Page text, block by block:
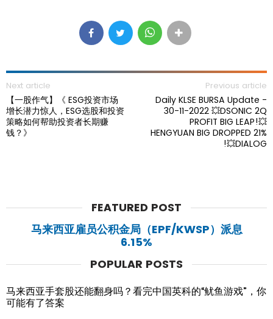
Next article
【一股作气】《 ESG投资市场
增长潜力惊人，ESG选股和投资
策略如何帮助投资者长期赚
钱？》
Previous article
Daily KLSE BURSA Update -
30-11-2022 💥DSONIC 2Q
PROFIT BIG LEAP!💥
HENGYUAN BIG DROPPED 21%
!💥DIALOG
FEATURED POST
马来西亚雇员公积金局（EPF/KWSP）派息
6.15%
POPULAR POSTS
马来西亚手套股还能翻身吗？看完中国英科的“鱿鱼游戏”，你
可能有了答案